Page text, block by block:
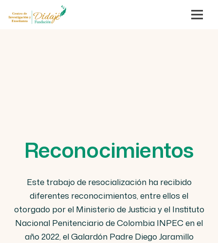
Reconocimientos
Este trabajo de resocialización ha recibido
diferentes reconocimientos, entre ellos el
otorgado por el Ministerio de Justicia y el Instituto
Nacional Penitenciario de Colombia INPEC en el
año 2022, el Galardón Padre Diego Jaramillo